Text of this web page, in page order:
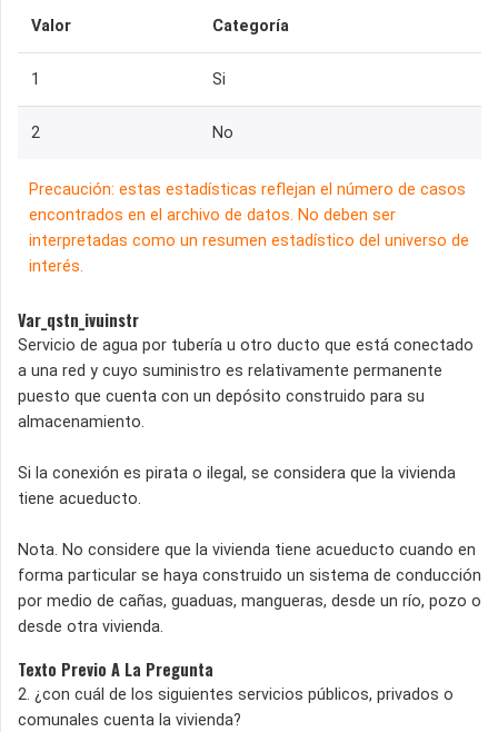
Valor Categoría
1 Si
2 No
Precaución: estas estadísticas reflejan el número de casos
encontrados en el archivo de datos. No deben ser
interpretadas como un resumen estadístico del universo de
interés.
Var_qstn_ivuinstr
Servicio de agua por tubería u otro ducto que está conectado
a una red y cuyo suministro es relativamente permanente
puesto que cuenta con un depósito construido para su
almacenamiento.
Si la conexión es pirata o ilegal, se considera que la vivienda
tiene acueducto.
Nota. No considere que la vivienda tiene acueducto cuando en
forma particular se haya construido un sistema de conducción
por medio de cañas, guaduas, mangueras, desde un río, pozo o
desde otra vivienda.
Texto Previo A La Pregunta
2. ¿con cuál de los siguientes servicios públicos, privados o
comunales cuenta la vivienda?